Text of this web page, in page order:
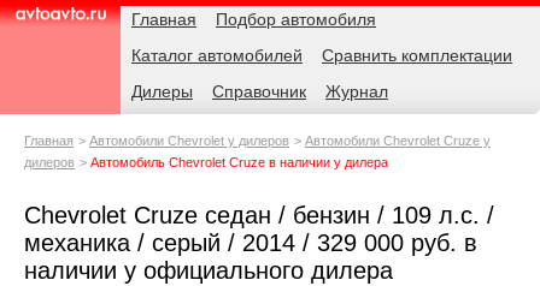
AvtoAvto.ru
Навигация Главная
Подбор автомобиля
Каталог автомобилей
Сравнить комплектации
Дилеры
Справочник Журнал
Родительские
Главная Автомобили Chevrolet у дилеров
Автомобили Chevrolet Cruze у
дилеров
Автомобиль Chevrolet Cruze в наличии у дилера
Chevrolet Cruze седан / бензин / 109 л.с. /
механика / серый / 2014 / 329 000 руб. в
наличии у официального дилера